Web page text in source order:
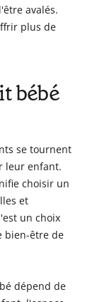
avalés.
plus de
bébé
se tournent
leur enfant.
choisir un
et
un choix
bien-être de
dépend de